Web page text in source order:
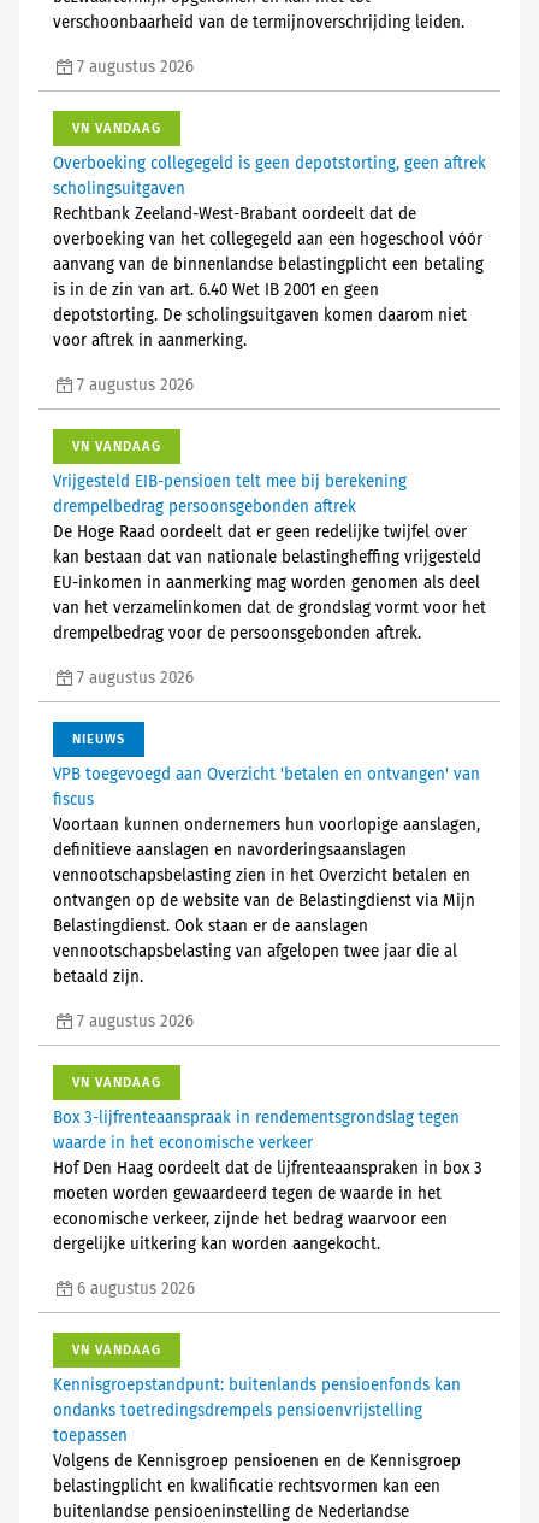
verschoonbaarheid van de termijnoverschrijding leiden.
7 augustus 2026
VN VANDAAG
Overboeking collegegeld is geen depotstorting, geen aftrek
scholingsuitgaven
Rechtbank Zeeland-West-Brabant oordeelt dat de
overboeking van het collegegeld aan een hogeschool vóór
aanvang van de binnenlandse belastingplicht een betaling
is in de zin van art. 6.40 Wet IB 2001 en geen
depotstorting. De scholingsuitgaven komen daarom niet
voor aftrek in aanmerking.
7 augustus 2026
VN VANDAAG
Vrijgesteld EIB-pensioen telt mee bij berekening
drempelbedrag persoonsgebonden aftrek
De Hoge Raad oordeelt dat er geen redelijke twijfel over
kan bestaan dat van nationale belastingheffing vrijgesteld
EU-inkomen in aanmerking mag worden genomen als deel
van het verzamelinkomen dat de grondslag vormt voor het
drempelbedrag voor de persoonsgebonden aftrek.
7 augustus 2026
NIEUWS
VPB toegevoegd aan Overzicht 'betalen en ontvangen' van
fiscus
Voortaan kunnen ondernemers hun voorlopige aanslagen,
definitieve aanslagen en navorderingsaanslagen
vennootschapsbelasting zien in het Overzicht betalen en
ontvangen op de website van de Belastingdienst via Mijn
Belastingdienst. Ook staan er de aanslagen
vennootschapsbelasting van afgelopen twee jaar die al
betaald zijn.
7 augustus 2026
VN VANDAAG
Box 3-lijfrenteaanspraak in rendementsgrondslag tegen
waarde in het economische verkeer
Hof Den Haag oordeelt dat de lijfrenteaanspraken in box 3
moeten worden gewaardeerd tegen de waarde in het
economische verkeer, zijnde het bedrag waarvoor een
dergelijke uitkering kan worden aangekocht.
6 augustus 2026
VN VANDAAG
Kennisgroepstandpunt: buitenlands pensioenfonds kan
ondanks toetredingsdrempels pensioenvrijstelling
toepassen
Volgens de Kennisgroep pensioenen en de Kennisgroep
belastingplicht en kwalificatie rechtsvormen kan een
buitenlandse pensioeninstelling de Nederlandse